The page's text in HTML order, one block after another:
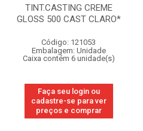
TINT.CASTING CREME
GLOSS 500 CAST CLARO*
Código: 121053
Embalagem: Unidade
Caixa contém 6 unidade(s)
Faça seu login ou
cadastre-se para ver
preços e comprar